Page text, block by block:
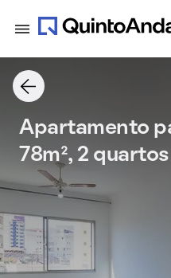
Apartamento
78m², 2